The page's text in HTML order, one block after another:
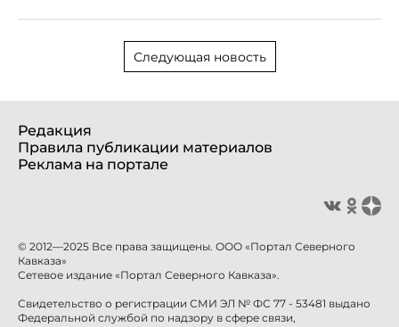
Следующая новость
Редакция
Правила публикации материалов
Реклама на портале
© 2012—2025 Все права защищены. ООО «Портал Северного
Кавказа»
Сетевое издание «Портал Северного Кавказа».
Свидетельство о регистрации СМИ ЭЛ № ФС 77 - 53481 выдано
Федеральной службой по надзору в сфере связи,